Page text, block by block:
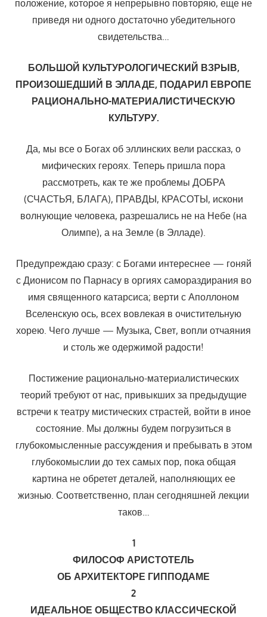
положение, которое я непрерывно повторяю, еще не
приведя ни одного достаточно убедительного
свидетельства…
БОЛЬШОЙ КУЛЬТУРОЛОГИЧЕСКИЙ ВЗРЫВ,
ПРОИЗОШЕДШИЙ В ЭЛЛАДЕ, ПОДАРИЛ ЕВРОПЕ
РАЦИОНАЛЬНО-МАТЕРИАЛИСТИЧЕСКУЮ
КУЛЬТУРУ.
Да, мы все о Богах об эллинских вели рассказ, о
мифических героях. Теперь пришла пора
рассмотреть, как те же проблемы ДОБРА
(СЧАСТЬЯ, БЛАГА), ПРАВДЫ, КРАСОТЫ, искони
волнующие человека, разрешались не на Небе (на
Олимпе), а на Земле (в Элладе).
Предупреждаю сразу: с Богами интереснее — гоняй
с Дионисом по Парнасу в оргиях самораздирания во
имя священного катарсиса; верти с Аполлоном
Вселенскую ось, всех вовлекая в очистительную
хорею. Чего лучше — Музыка, Свет, вопли отчаяния
и столь же одержимой радости!
Постижение рационально-материалистических
теорий требуют от нас, привыкших за предыдущие
встречи к театру мистических страстей, войти в иное
состояние. Мы должны будем погрузиться в
глубокомысленные рассуждения и пребывать в этом
глубокомыслии до тех самых пор, пока общая
картина не обретет деталей, наполняющих ее
жизнью. Соответственно, план сегодняшней лекции
таков…
1
ФИЛОСОФ АРИСТОТЕЛЬ
ОБ АРХИТЕКТОРЕ ГИППОДАМЕ
2
ИДЕАЛЬНОЕ ОБЩЕСТВО КЛАССИЧЕСКОЙ